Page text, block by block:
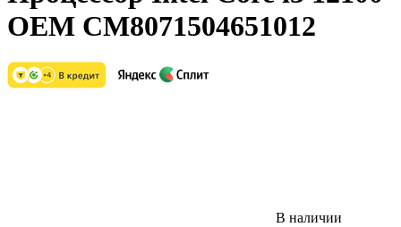
OEM CM8071504651012
В наличии